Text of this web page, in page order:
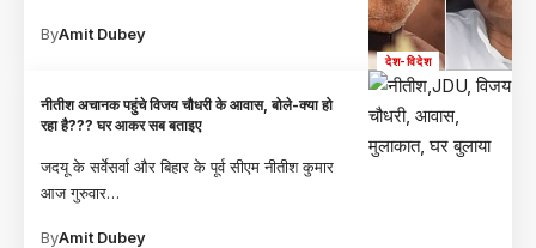
देश-विदेश
ByAmit Dubey
नीतीश अचानक पहुंचे विजय चौधरी के आवास, बोले-क्या हो
रहा है??? घर आकर सब बताइए
जदयू के सर्वेसर्वा और बिहार के पूर्व सीएम नीतीश कुमार
आज गुरुवार…
ByAmit Dubey